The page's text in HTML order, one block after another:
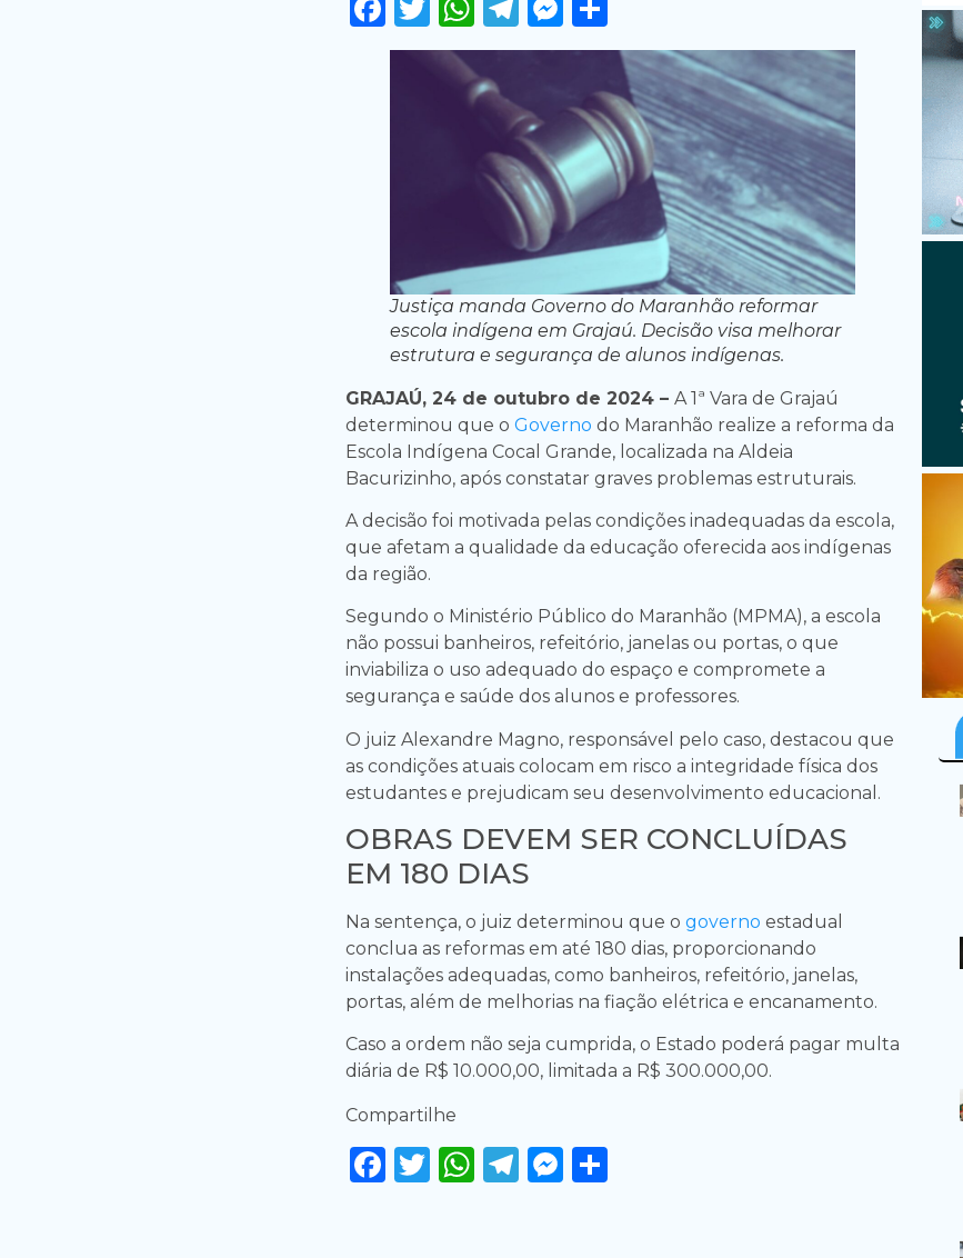
Justiça manda Governo do Maranhão reformar
escola indígena em Grajaú. Decisão visa melhorar
estrutura e segurança de alunos indígenas.
GRAJAÚ, 24 de outubro de 2024 – A 1ª Vara de Grajaú
determinou que o Governo do Maranhão realize a reforma da
Escola Indígena Cocal Grande, localizada na Aldeia
Bacurizinho, após constatar graves problemas estruturais.
A decisão foi motivada pelas condições inadequadas da escola,
que afetam a qualidade da educação oferecida aos indígenas
da região.
Segundo o Ministério Público do Maranhão (MPMA), a escola
não possui banheiros, refeitório, janelas ou portas, o que
inviabiliza o uso adequado do espaço e compromete a
segurança e saúde dos alunos e professores.
O juiz Alexandre Magno, responsável pelo caso, destacou que
as condições atuais colocam em risco a integridade física dos
estudantes e prejudicam seu desenvolvimento educacional.
OBRAS DEVEM SER CONCLUÍDAS
EM 180 DIAS
Na sentença, o juiz determinou que o governo estadual
conclua as reformas em até 180 dias, proporcionando
instalações adequadas, como banheiros, refeitório, janelas,
portas, além de melhorias na fiação elétrica e encanamento.
Caso a ordem não seja cumprida, o Estado poderá pagar multa
diária de R$ 10.000,00, limitada a R$ 300.000,00.
Compartilhe
Facebook
Twitter
WhatsApp
Telegram
Messenger